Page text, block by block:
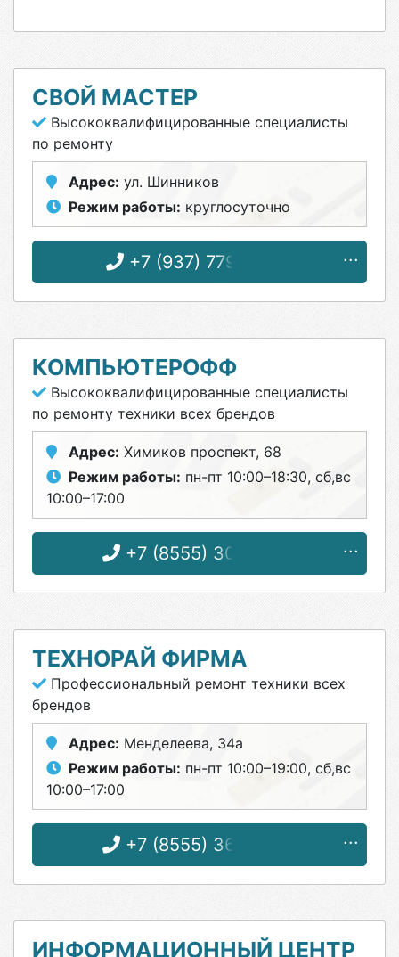
СВОЙ МАСТЕР
Высококвалифицированные специалисты
по ремонту
Адрес: ул. Шинников
Режим работы: круглосуточно
+7 (937) 779-94-10
КОМПЬЮТЕРОФФ
Высококвалифицированные специалисты
по ремонту техники всех брендов
Адрес: Химиков проспект, 68
Режим работы: пн-пт 10:00–18:30, сб,вс
10:00–17:00
+7 (8555) 30-50-30
ТЕХНОРАЙ ФИРМА
Профессиональный ремонт техники всех
брендов
Адрес: Менделеева, 34а
Режим работы: пн-пт 10:00–19:00, сб,вс
10:00–17:00
+7 (8555) 36-33-40
ИНФОРМАЦИОННЫЙ ЦЕНТР